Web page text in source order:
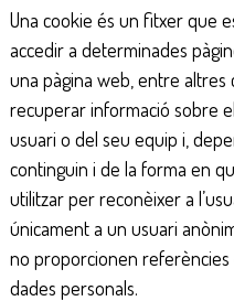
u
c
a
t
i
u
s
i
s
o
Una cookie és un fitxer que
accedir a determinades
una pàgina web, entre altres
recuperar informació sobre
usuari o del seu equip i,
continguin i de la forma en
utilitzar per reconèixer a
únicament a un usuari
no proporcionen
dades personals.